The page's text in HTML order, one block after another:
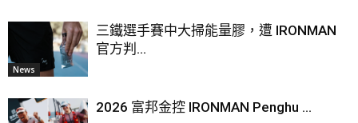
News
三鐵選手賽中大掃能量膠，遭 IRONMAN
官方判...
2026 富邦金控 IRONMAN Penghu ...